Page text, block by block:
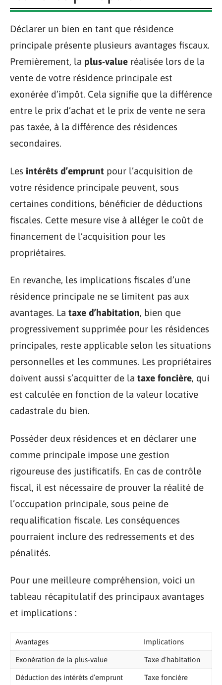
Déclarer un bien en tant que résidence
principale présente plusieurs avantages fiscaux.
Premièrement, la plus-value réalisée lors de la
vente de votre résidence principale est
exonérée d’impôt. Cela signifie que la différence
entre le prix d’achat et le prix de vente ne sera
pas taxée, à la différence des résidences
secondaires.
Les intérêts d’emprunt pour l’acquisition de
votre résidence principale peuvent, sous
certaines conditions, bénéficier de déductions
fiscales. Cette mesure vise à alléger le coût de
financement de l’acquisition pour les
propriétaires.
En revanche, les implications fiscales d’une
résidence principale ne se limitent pas aux
avantages. La taxe d’habitation, bien que
progressivement supprimée pour les résidences
principales, reste applicable selon les situations
personnelles et les communes. Les propriétaires
doivent aussi s’acquitter de la taxe foncière, qui
est calculée en fonction de la valeur locative
cadastrale du bien.
Posséder deux résidences et en déclarer une
comme principale impose une gestion
rigoureuse des justificatifs. En cas de contrôle
fiscal, il est nécessaire de prouver la réalité de
l’occupation principale, sous peine de
requalification fiscale. Les conséquences
pourraient inclure des redressements et des
pénalités.
Pour une meilleure compréhension, voici un
tableau récapitulatif des principaux avantages
et implications :
Avantages Implications
Exonération de la plus-value Taxe d’habitation
Déduction des intérêts d’emprunt Taxe foncière